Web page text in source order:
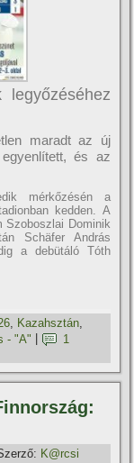
maradt az új
és az
mérkőzésén a
kedden. A
Szoboszlai Dominik
Schäfer András
a debütáló Tóth
Kazahsztán
- "A"
1
K@rcsi